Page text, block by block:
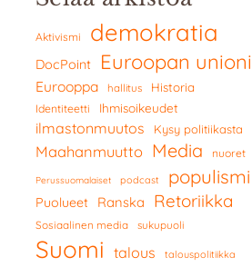
Aktivismi demokratia
DocPoint Euroopan unioni
Eurooppa hallitus Historia
Identiteetti Ihmisoikeudet
ilmastonmuutos Kysy politiikasta
Maahanmuutto Media nuoret
Perussuomalaiset podcast populismi
Puolueet Ranska Retoriikka
Sosiaalinen media sukupuoli
Suomi talous talouspolitiikka